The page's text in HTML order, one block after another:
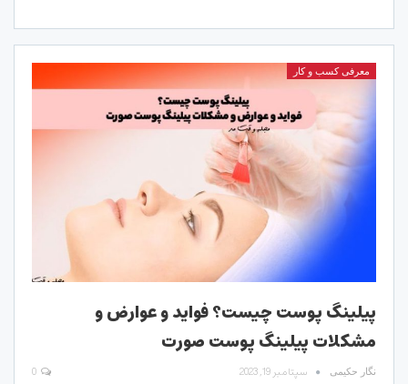
معرفی کسب و کار
پیلینگ پوست چیست؟ فواید و عوارض و
مشکلات پیلینگ پوست صورت
نگار حکیمی سپتامبر 19, 2023